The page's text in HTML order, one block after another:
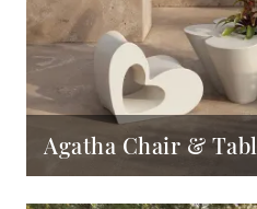
Agatha Chair &